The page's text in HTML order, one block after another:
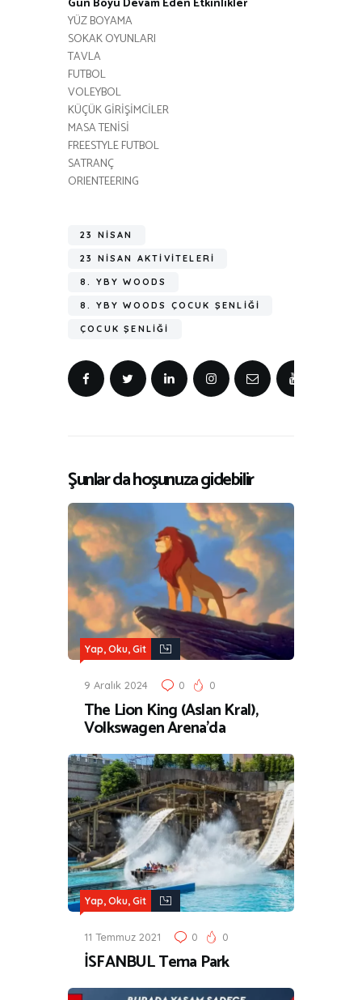
YÜZ BOYAMA
SOKAK OYUNLARI
TAVLA
FUTBOL
VOLEYBOL
KÜÇÜK GİRİŞİMCİLER
MASA TENİSİ
FREESTYLE FUTBOL
SATRANÇ
ORIENTEERING
23 NISAN
23 NISAN AKTIVITELERI
8. YBY WOODS
8. YBY WOODS ÇOCUK ŞENLIĞI
ÇOCUK ŞENLIĞI
Şunlar da hoşunuza gidebilir
Yap, Oku, Git
9 Aralık 2024 0 0
The Lion King (Aslan Kral),
Volkswagen Arena’da
Yap, Oku, Git
11 Temmuz 2021 0 0
İSFANBUL Tema Park